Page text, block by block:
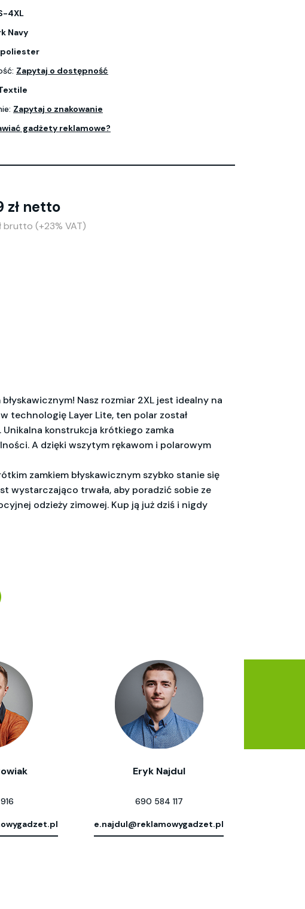
4XL
Navy
poliester
Zapytaj o dostępność
Zapytaj o znakowanie
gadżety reklamowe?
zł netto
brutto (+23% VAT)
Nasz rozmiar 2XL jest idealny na
technologię Layer Lite, ten polar został
konstrukcja krótkiego zamka
A dzięki wszytym rękawom i polarowym
zamkiem błyskawicznym szybko stanie się
wystarczająco trwała, aby poradzić sobie ze
odzieży zimowej. Kup ją już dziś i nigdy
Eryk Najdul
690 584 117
e.najdul@reklamowygadzet.pl